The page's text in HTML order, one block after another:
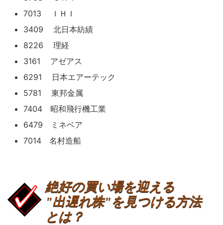
7013 ＩＨＩ
3409 北日本紡績
8226 理経
3161 アゼアス
6291 日本エアーテック
5781 東邦金属
7404 昭和飛行機工業
6479 ミネベア
7014 名村造船
絶好の買い場を迎える
"出遅れ株"を見つける方法
とは？